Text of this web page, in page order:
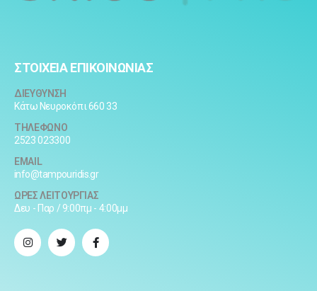
ΣΤΟΙΧΕΙΑ ΕΠΙΚΟΙΝΩΝΙΑΣ
ΔΙΕΥΘΥΝΣΗ
Κάτω Νευροκόπι 660 33
ΤΗΛΕΦΩΝΟ
2523 023300
EMAIL
info@tampouridis.gr
ΩΡΕΣ ΛΕΙΤΟΥΡΓΙΑΣ
Δευ - Παρ / 9:00πμ - 4:00μμ